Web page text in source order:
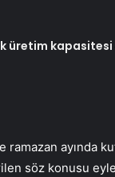
üretim
ramazan ayında
söz konusu